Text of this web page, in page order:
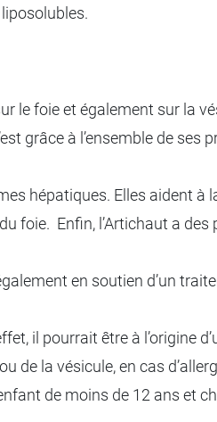
le foie et également sur la
grâce à l’ensemble de ses
hépatiques. Elles aident à
foie. Enfin, l’Artichaut a des
en soutien d’un
il pourrait être à l’origine
de la vésicule, en cas
de moins de 12 ans et